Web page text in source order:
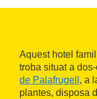
Aquest hotel
troba situat a
de Palafrugell , a
plantes, disposa